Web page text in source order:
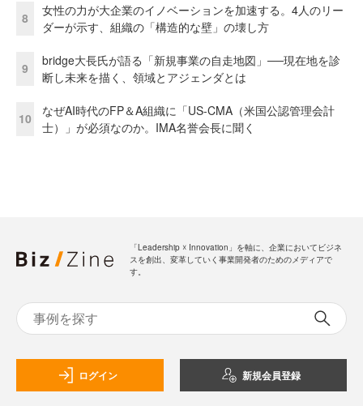
8
女性の力が大企業のイノベーションを加速する。4人のリー
ダーが示す、組織の「構造的な壁」の壊し方
9
bridge大長氏が語る「新規事業の自走地図」──現在地を診
断し未来を描く、領域とアジェンダとは
10
なぜAI時代のFP＆A組織に「US-CMA（米国公認管理会計
士）」が必須なのか。IMA名誉会長に聞く
「Leadership ☓ Innovation」を軸に、企業においてビジネ
スを創出、変革していく事業開発者のためのメディアで
す。
ログイン 新規会員登録